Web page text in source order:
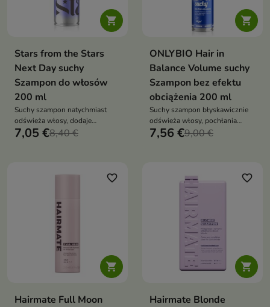

Stars from the Stars
Next Day suchy
Szampon do włosów
200 ml
Suchy szampon natychmiast
odświeża włosy, dodaje
objętości i unosi je u nasady —
7,05 €8,40 €

ONLYBIO Hair in
Balance Volume suchy
Szampon bez efektu
obciążenia 200 ml
Suchy szampon błyskawicznie
odświeża włosy, pochłania
sebum i dodaje objętości oraz
7,56 €9,00 €

favorite_border
Hairmate Full Moon

favorite_border
Hairmate Blonde